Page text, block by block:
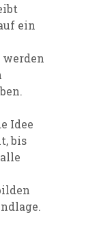
ein
werden
Idee
bis